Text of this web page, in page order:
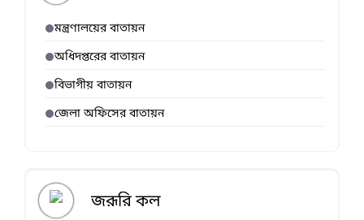
মন্ত্রণালয়ের বাতায়ন
অধিদপ্তরের বাতায়ন
বিভাগীয় বাতায়ন
জেলা অফিসের বাতায়ন
জরূরি কল